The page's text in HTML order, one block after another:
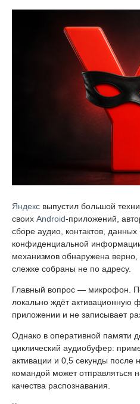
Яндекс выпустил большой
своих Android-приложений,
сборе аудио, контактов, данных
конфиденциальной
механизмов обнаружена
слежке собраны не по адресу.
Главный вопрос — микрофон.
локально ждёт активационную
приложении и не записывает
Однако в оперативной памяти
циклический аудиобуфер:
активации и 0,5 секунды после
командой может отправляться
качества распознавания.